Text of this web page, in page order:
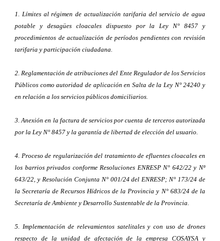
1. Límites al régimen de actualización tarifaria del servicio de agua
potable y desagües cloacales dispuesto por la Ley N° 8457 y
procedimientos de actualización de períodos pendientes con revisión
tarifaria y participación ciudadana.
2. Reglamentación de atribuciones del Ente Regulador de los Servicios
Públicos como autoridad de aplicación en Salta de la Ley N° 24240 y
en relación a los servicios públicos domiciliarios.
3. Anexión en la factura de servicios por cuenta de terceros autorizada
por la Ley N° 8457 y la garantía de libertad de elección del usuario.
4. Proceso de regularización del tratamiento de efluentes cloacales en
los barrios privados conforme Resoluciones ENRESP N° 642/22 y Nº
643/22, y Resolución Conjunta N° 001/24 del ENRESP; N° 173/24 de
la Secretaría de Recursos Hídricos de la Provincia y N° 683/24 de la
Secretaría de Ambiente y Desarrollo Sustentable de la Provincia.
5. Implementación de relevamientos satelitales y con uso de drones
respecto de la unidad de afectación de la empresa COSAYSA y